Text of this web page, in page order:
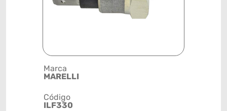
Marca
MARELLI
Código
ILF330